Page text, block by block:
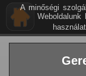
A minőségi
Weboldalunk